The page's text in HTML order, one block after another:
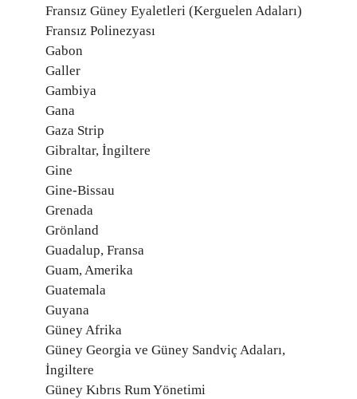
Fransız Güney Eyaletleri (Kerguelen Adaları)
Fransız Polinezyası
Gabon
Galler
Gambiya
Gana
Gaza Strip
Gibraltar, İngiltere
Gine
Gine-Bissau
Grenada
Grönland
Guadalup, Fransa
Guam, Amerika
Guatemala
Guyana
Güney Afrika
Güney Georgia ve Güney Sandviç Adaları,
İngiltere
Güney Kıbrıs Rum Yönetimi